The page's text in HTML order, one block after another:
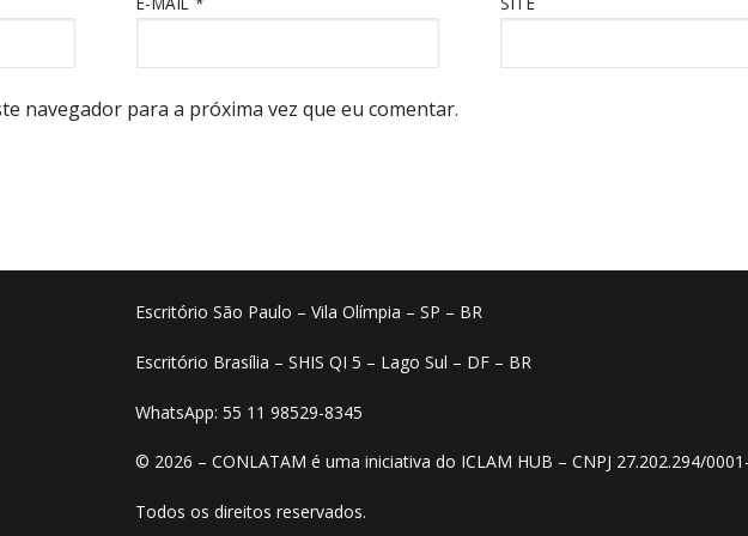
navegador para a próxima vez que eu comentar.
Escritório São Paulo – Vila Olímpia – SP – BR
Escritório Brasília – SHIS QI 5 – Lago Sul – DF – BR
WhatsApp: 55 11 98529-8345
© 2026 – CONLATAM é uma iniciativa do ICLAM HUB – CNPJ 27.202.294/
Todos os direitos reservados.​